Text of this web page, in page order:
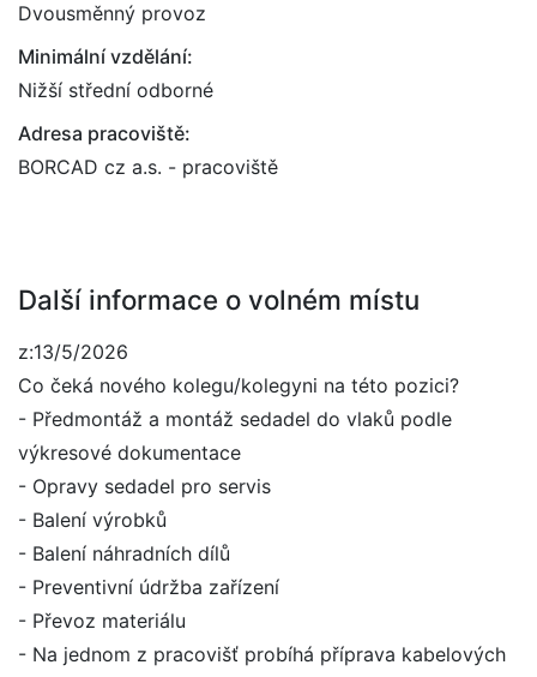
Dvousměnný provoz
Minimální vzdělání:
Nižší střední odborné
Adresa pracoviště:
BORCAD cz a.s. - pracoviště
Další informace o volném místu
z:13/5/2026
Co čeká nového kolegu/kolegyni na této pozici?
- Předmontáž a montáž sedadel do vlaků podle
výkresové dokumentace
- Opravy sedadel pro servis
- Balení výrobků
- Balení náhradních dílů
- Preventivní údržba zařízení
- Převoz materiálu
- Na jednom z pracovišť probíhá příprava kabelových